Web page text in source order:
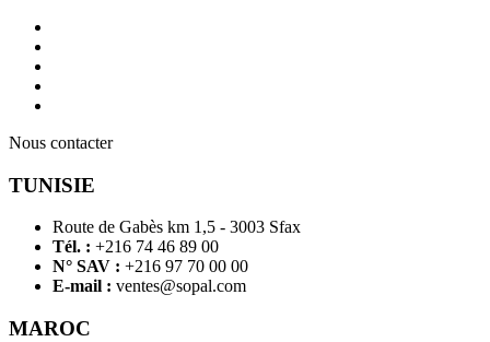
Nous contacter
TUNISIE
Route de Gabès km 1,5 - 3003 Sfax
Tél. : +216 74 46 89 00
N° SAV : +216 97 70 00 00
E-mail : ventes@sopal.com
MAROC